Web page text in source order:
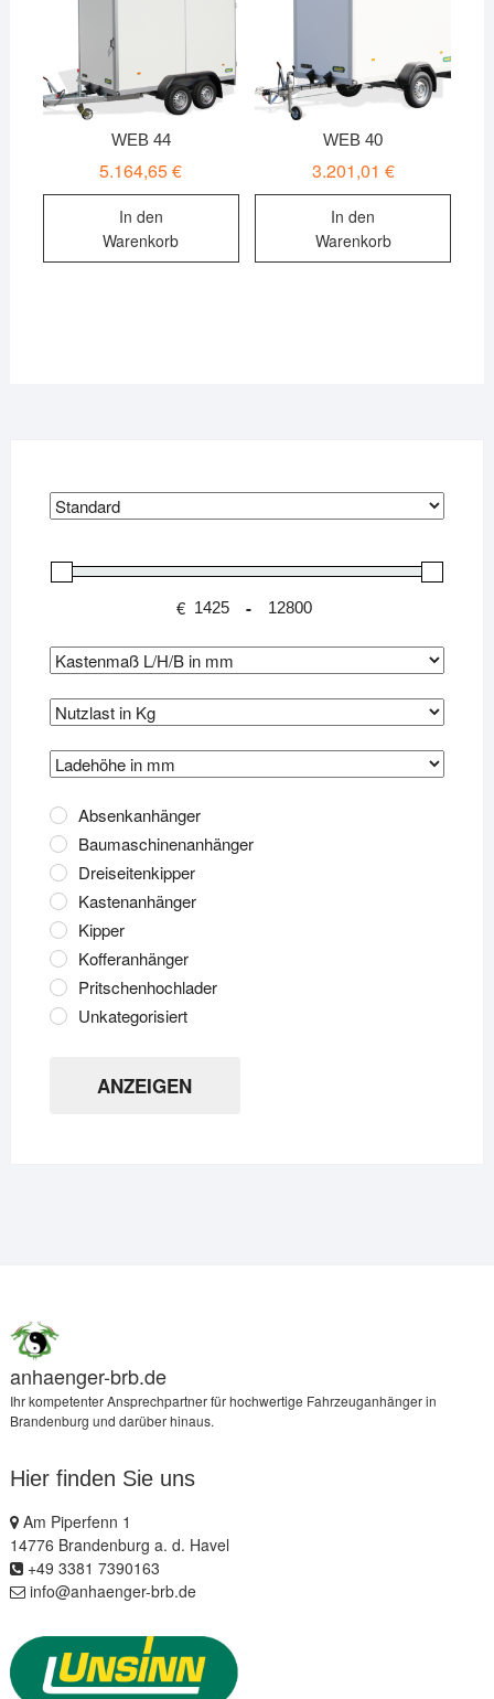
WEB 44
5.164,65€
In den
Warenkorb
WEB 40
3.201,01 €
In den
Warenkorb
€ -
Absenkanhänger
Baumaschinenanhänger
Dreiseitenkipper
Kastenanhänger
Kipper
Kofferanhänger
Pritschenhochlader
Unkategorisiert
ANZEIGEN
anhaenger-brb.de
Ihr kompetenter Ansprechpartner für hochwertige Fahrzeuganhänger in
Brandenburg und darüber hinaus.
Hier finden Sie uns
Am Piperfenn 1
14776 Brandenburg a. d. Havel
+49 3381 7390163
info@anhaenger-brb.de